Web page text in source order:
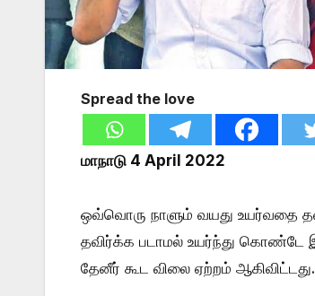
Spread the love
மாநாடு 4 April 2022
ஒவ்வொரு நாளும் வயது உயர்வதை
தவிர்க்க படாமல் உயர்ந்து கொண்டே
தேனீர் கூட விலை ஏற்றம் ஆகிவிட்டது.